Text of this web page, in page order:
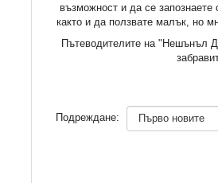
възможност и да се
както и да ползвате малък, но
Пътеводителите на "Нешънъл
Подреждане: